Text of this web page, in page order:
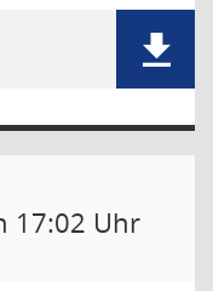
17:02 Uhr